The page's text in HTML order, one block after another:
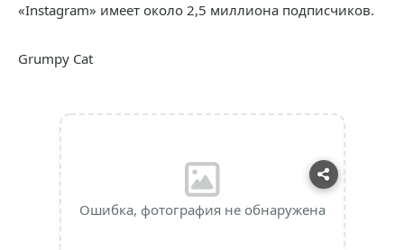
«Instagram» имеет около 2,5 миллиона подписчиков.
Grumpy Cat
Ошибка, фотография не обнаружена